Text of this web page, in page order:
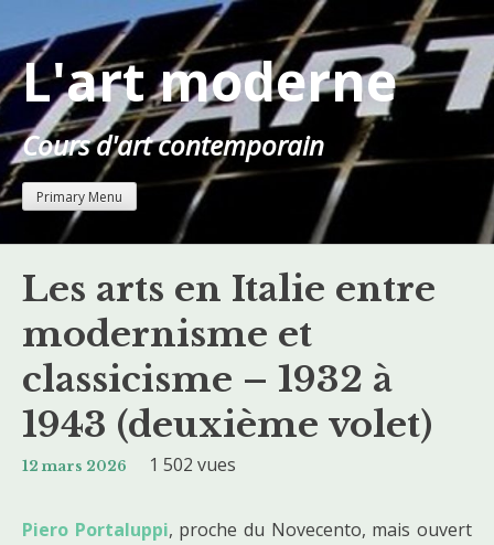
to
content
L'art moderne
Cours d'art contemporain
Primary Menu
Les arts en Italie entre
modernisme et
classicisme – 1932 à
1943 (deuxième volet)
12 mars 2026 1 502 vues
Piero Portaluppi, proche du Novecento, mais ouvert